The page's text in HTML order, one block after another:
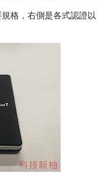
格，右側是各式認證以